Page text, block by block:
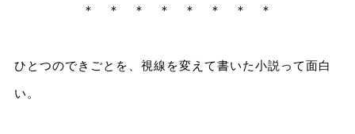
＊ ＊ ＊ ＊ ＊ ＊ ＊ ＊
ひとつのできごとを、視線を変えて書いた小説って面白
い。